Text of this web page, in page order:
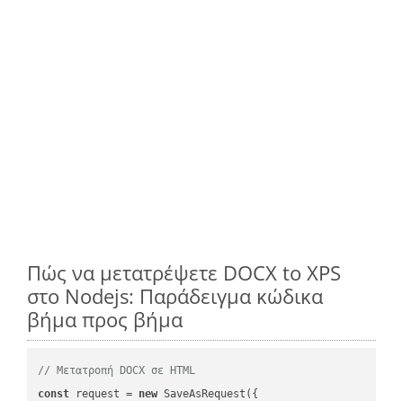
Πώς να μετατρέψετε DOCX to XPS
στο Nodejs: Παράδειγμα κώδικα
βήμα προς βήμα
// Μετατροπή DOCX σε HTML
const request = new SaveAsRequest({